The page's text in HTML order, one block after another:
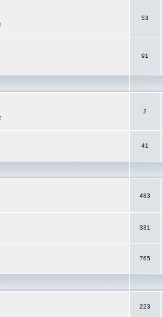
53
91
2
41
483
331
765
223